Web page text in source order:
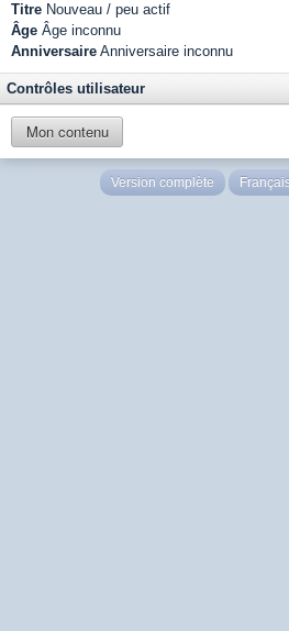
Titre Nouveau / peu actif
Âge Âge inconnu
Anniversaire Anniversaire inconnu
Contrôles utilisateur
Mon contenu
Version complète